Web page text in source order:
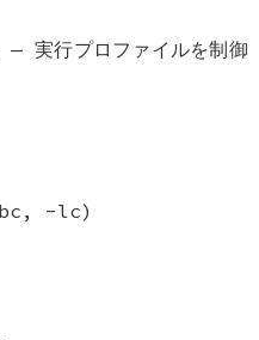
実行プロファイルを制御
-lc)